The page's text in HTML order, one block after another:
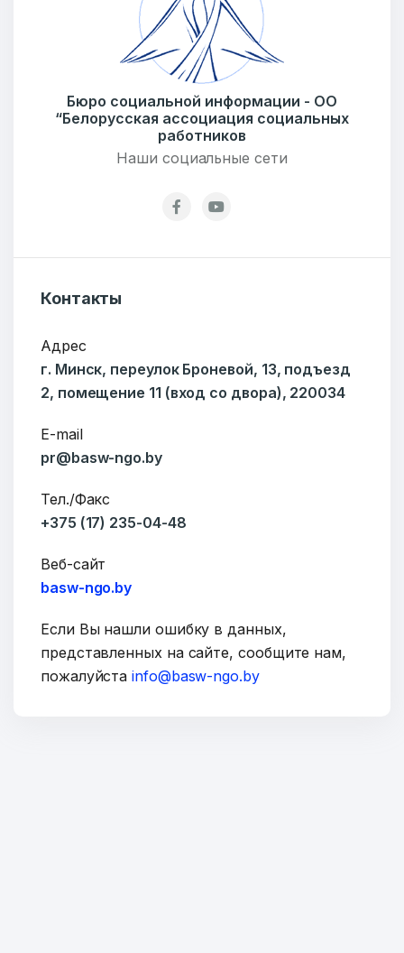
ОТПРАВИТЬ
Бюро социальной информации - ОО
“Белорусская ассоциация социальных
работников
Наши социальные сети
Контакты
Адрес
г. Минск, переулок Броневой, 13, подъезд
2, помещение 11 (вход со двора), 220034
E-mail
pr@basw-ngo.by
Тел./Факс
+375 (17) 235-04-48
Веб-сайт
basw-ngo.by
Если Вы нашли ошибку в данных,
представленных на сайте, сообщите нам,
пожалуйстаinfo@basw-ngo.by